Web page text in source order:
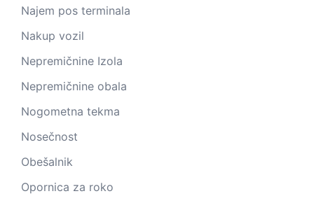
Najem pos terminala
Nakup vozil
Nepremičnine Izola
Nepremičnine obala
Nogometna tekma
Nosečnost
Obešalnik
Opornica za roko